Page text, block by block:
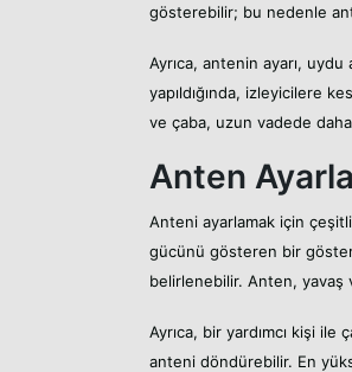
gösterebilir; bu nedenle
Ayrıca, antenin ayarı,
yapıldığında, izleyicilere
ve çaba, uzun vadede
Anten
Anteni ayarlamak için
gücünü gösteren bir
belirlenebilir. Anten, yavaş
Ayrıca, bir yardımcı kişi ile
anteni döndürebilir. En